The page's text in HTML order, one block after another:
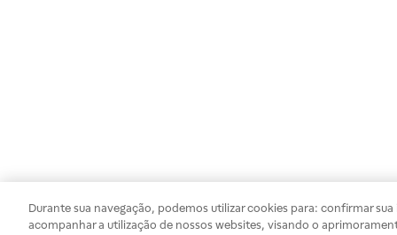
Durante sua navegação, podemos utilizar cookies para: confirmar
acompanhar a utilização de nossos websites, visando o